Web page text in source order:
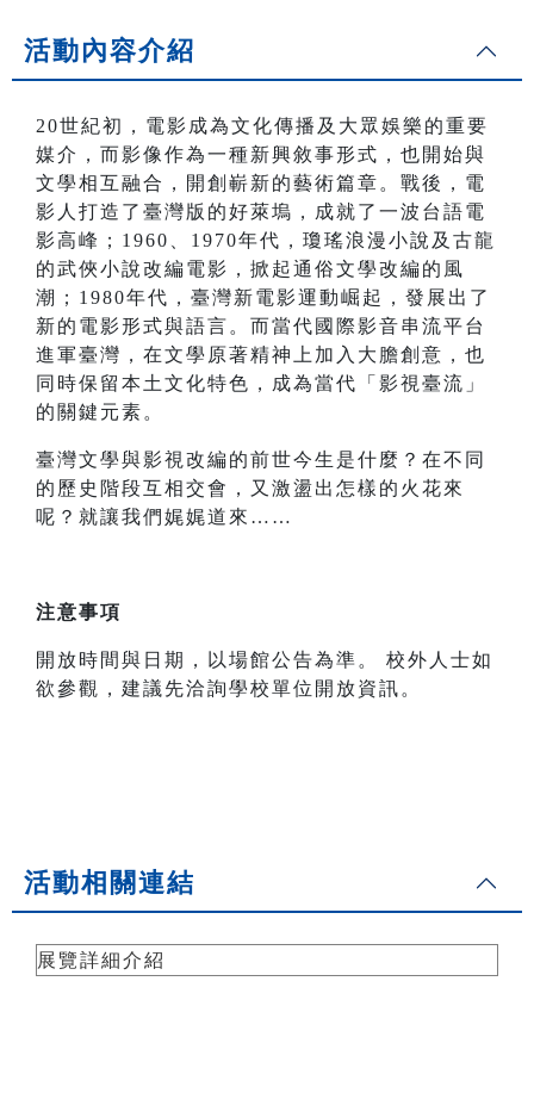
活動內容介紹
20世紀初，電影成為文化傳播及大眾娛樂的重要
媒介，而影像作為一種新興敘事形式，也開始與
文學相互融合，開創嶄新的藝術篇章。戰後，電
影人打造了臺灣版的好萊塢，成就了一波台語電
影高峰；1960、1970年代，瓊瑤浪漫小說及古龍
的武俠小說改編電影，掀起通俗文學改編的風
潮；1980年代，臺灣新電影運動崛起，發展出了
新的電影形式與語言。而當代國際影音串流平台
進軍臺灣，在文學原著精神上加入大膽創意，也
同時保留本土文化特色，成為當代「影視臺流」
的關鍵元素。
臺灣文學與影視改編的前世今生是什麼？在不同
的歷史階段互相交會，又激盪出怎樣的火花來
呢？就讓我們娓娓道來……
注意事項
開放時間與日期，以場館公告為準。 校外人士如
欲參觀，建議先洽詢學校單位開放資訊。
活動相關連結
展覽詳細介紹